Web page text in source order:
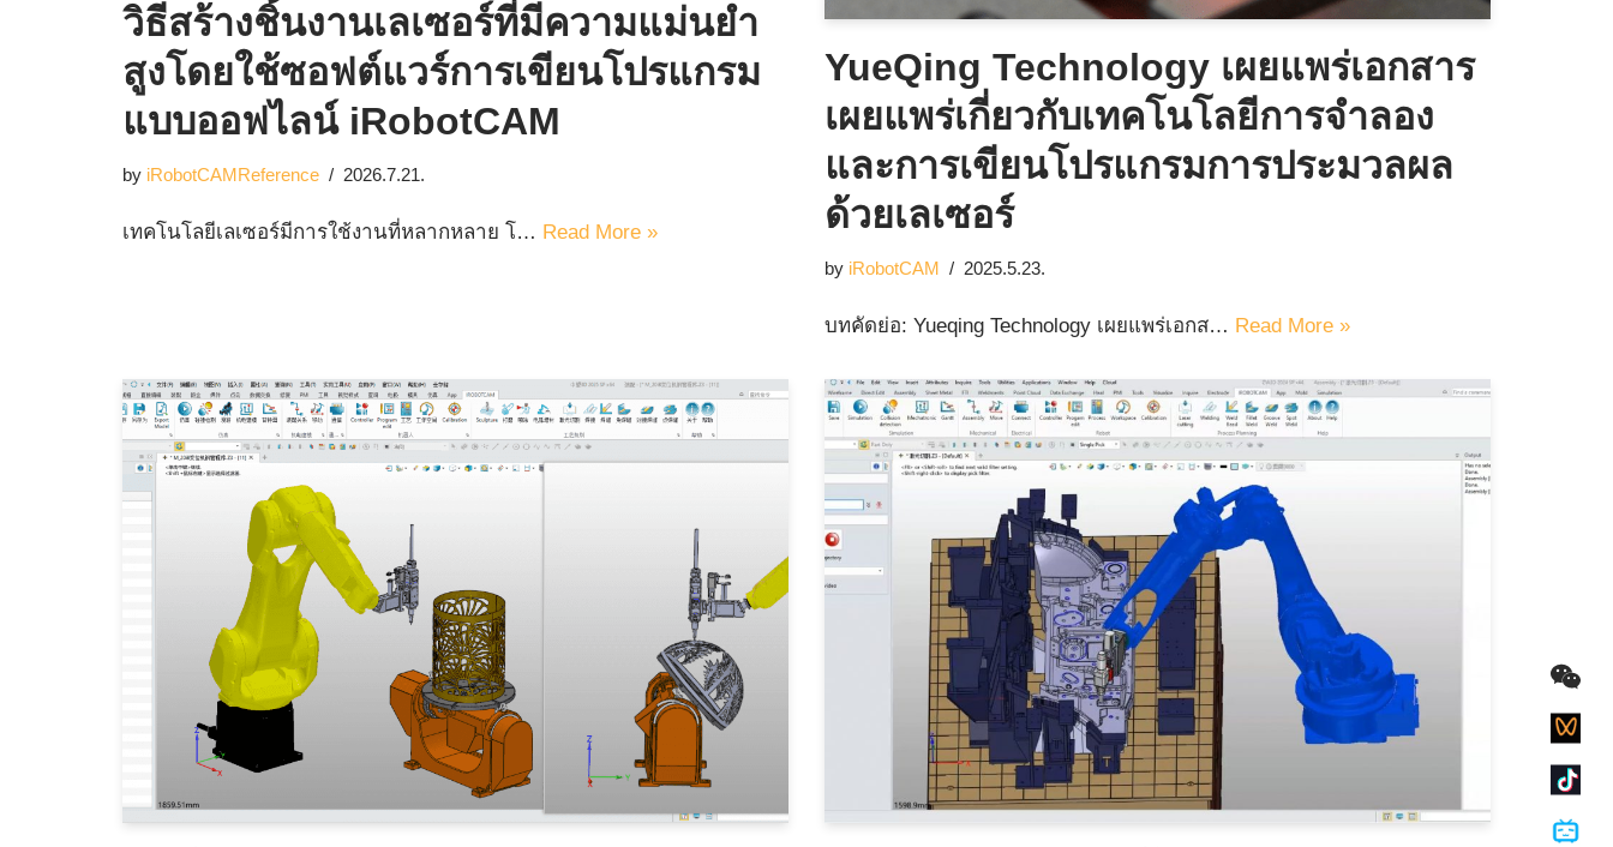
วิธีสร้างชิ้นงานเลเซอร์ที่มีความแม่นยำ
สูงโดยใช้ซอฟต์แวร์การเขียนโปรแกรม
แบบออฟไลน์ iRobotCAM
by iRobotCAMReference 2026.7.21.
เทคโนโลยีเลเซอร์มีการใช้งานที่หลากหลาย โ… Read More »
YueQing Technology เผยแพร่เอกสาร
เผยแพร่เกี่ยวกับเทคโนโลยีการจำลอง
และการเขียนโปรแกรมการประมวลผล
ด้วยเลเซอร์
by iRobotCAM 2025.5.23.
บทคัดย่อ: Yueqing Technology เผยแพร่เอกส… Read More »